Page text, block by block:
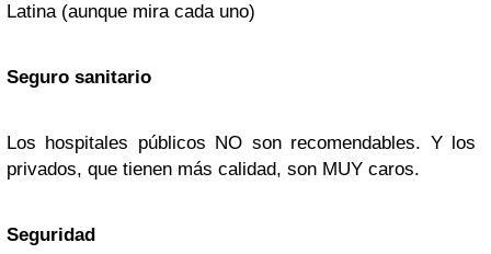
Latina (aunque mira cada uno)
Seguro sanitario
Los hospitales públicos NO son recomendables. Y los
privados, que tienen más calidad, son MUY caros.
Seguridad